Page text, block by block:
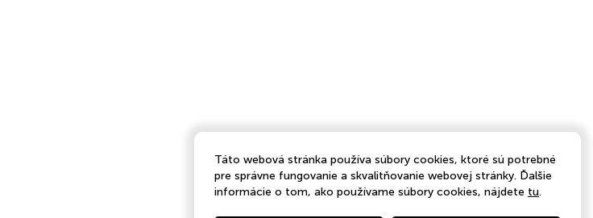
Táto webová stránka používa súbory cookies, ktoré sú potrebné
pre správne fungovanie a skvalitňovanie webovej stránky. Ďalšie
informácie o tom, ako používame súbory cookies, nájdete tu.